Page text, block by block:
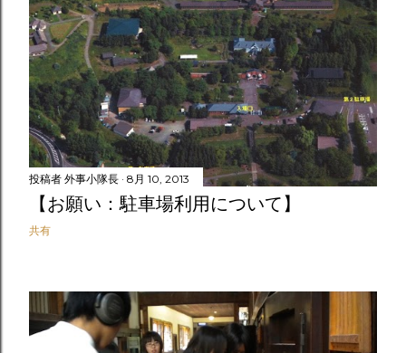
投稿者 外事小隊長 8月 10, 2013
【お願い：駐車場利用について】
共有